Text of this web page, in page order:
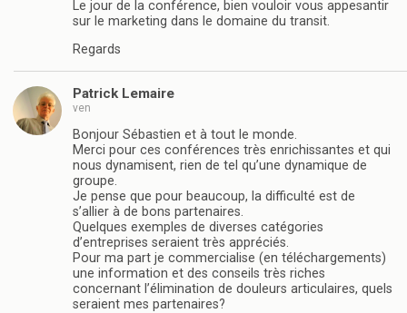
Le jour de la conférence, bien vouloir vous appesantir
sur le marketing dans le domaine du transit.
Regards
Patrick Lemaire
ven
Bonjour Sébastien et à tout le monde.
Merci pour ces conférences très enrichissantes et qui
nous dynamisent, rien de tel qu’une dynamique de
groupe.
Je pense que pour beaucoup, la difficulté est de
s’allier à de bons partenaires.
Quelques exemples de diverses catégories
d’entreprises seraient très appréciés.
Pour ma part je commercialise (en téléchargements)
une information et des conseils très riches
concernant l’élimination de douleurs articulaires, quels
seraient mes partenaires?